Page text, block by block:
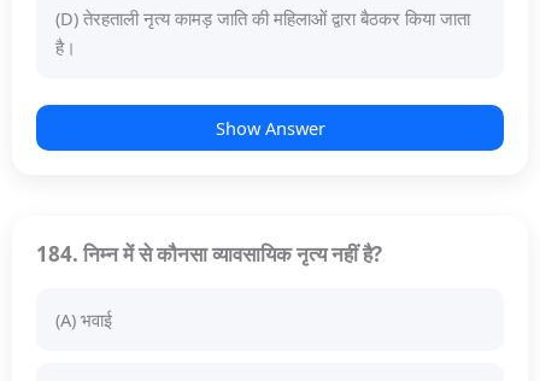
(D) तेरहताली नृत्य कामड़ जाति की महिलाओं द्वारा बैठकर किया जाता
है।
Show Answer
184. निम्न में से कौनसा व्यावसायिक नृत्य नहीं है?
(A) भवाई